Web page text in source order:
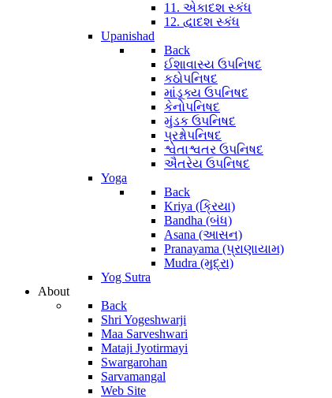
11. એકાદશ સ્કંધ
12. દ્વાદશ સ્કંધ
Upanishad
Back
ઈશાવાસ્ય ઉપનિષદ
કઠોપનિષદ
માંડૂક્ય ઉપનિષદ
કેનોપનિષદ
મુંડક ઉપનિષદ
પ્રશ્નોપનિષદ
શ્વેતાશ્વતર ઉપનિષદ
ઐતરેય ઉપનિષદ
Yoga
Back
Kriya (ક્રિયા)
Bandha (બંધ)
Asana (આસન)
Pranayama (પ્રાણાયામ)
Mudra (મુદ્રા)
Yog Sutra
About
Back
Shri Yogeshwarji
Maa Sarveshwari
Mataji Jyotirmayi
Swargarohan
Sarvamangal
Web Site